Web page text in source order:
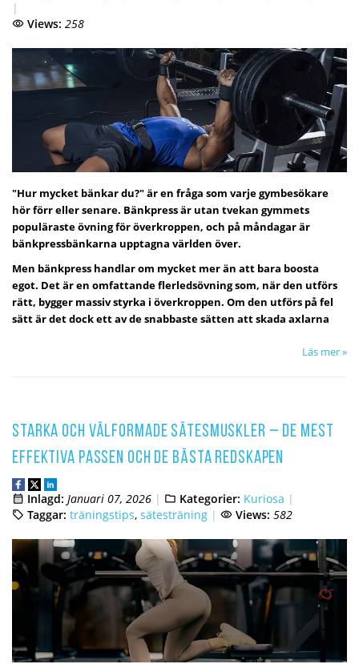
Views: 258
"Hur mycket bänkar du?" är en fråga som varje gymbesökare
hör förr eller senare. Bänkpress är utan tvekan gymmets
populäraste övning för överkroppen, och på måndagar är
bänkpressbänkarna upptagna världen över.
Men bänkpress handlar om mycket mer än att bara boosta
egot. Det är en omfattande flerledsövning som, när den utförs
rätt, bygger massiv styrka i överkroppen. Om den utförs på fel
sätt är det dock ett av de snabbaste sätten att skada axlarna
Läs mer »
Starka och välformade sätesmuskler – de mest
effektiva passen och de bästa redskapen
Inlagd: Januari 07, 2026 Kategorier: Kuriosa
Taggar: träningstips, sätesträning Views: 582